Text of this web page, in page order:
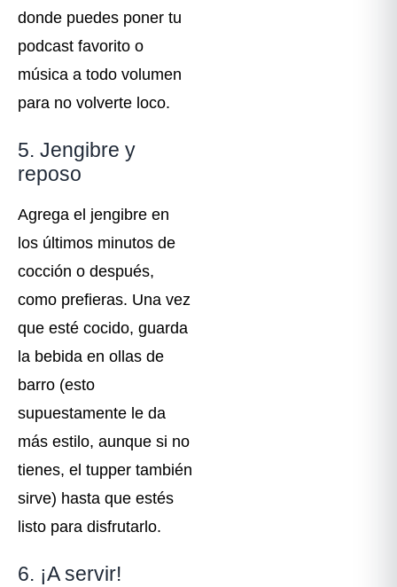
donde puedes poner tu
podcast favorito o
música a todo volumen
para no volverte loco.
5. Jengibre y
reposo
Agrega el jengibre en
los últimos minutos de
cocción o después,
como prefieras. Una vez
que esté cocido, guarda
la bebida en ollas de
barro (esto
supuestamente le da
más estilo, aunque si no
tienes, el tupper también
sirve) hasta que estés
listo para disfrutarlo.
6. ¡A servir!